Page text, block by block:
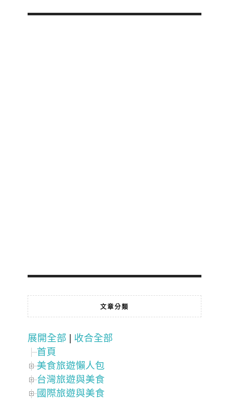
文章分類
展開全部
收合全部
首頁
美食旅遊懶人包
台灣旅遊與美食
國際旅遊與美食